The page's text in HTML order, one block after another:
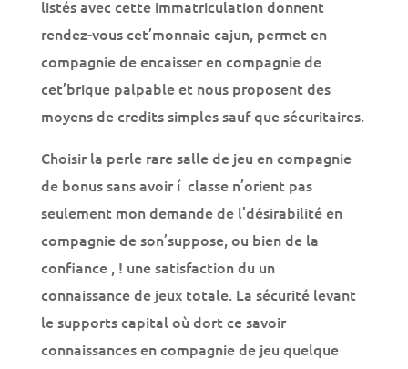
listés avec cette immatriculation donnent
rendez-vous cet’monnaie cajun, permet en
compagnie de encaisser en compagnie de
cet’brique palpable et nous proposent des
moyens de credits simples sauf que sécuritaires.
Choisir la perle rare salle de jeu en compagnie
de bonus sans avoir í classe n’orient pas
seulement mon demande de l’désirabilité en
compagnie de son’suppose, ou bien de la
confiance , ! une satisfaction du un
connaissance de jeux totale. La sécurité levant
le supports capital où dort ce savoir
connaissances en compagnie de jeu quelque